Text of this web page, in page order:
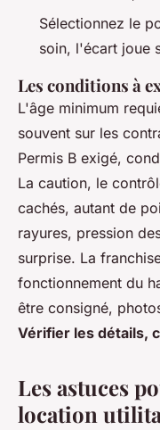
Sélectionnez le
soin, l'écart joue
Les conditions à
L'âge minimum
souvent sur les
Permis B exigé,
La caution, le
cachés, autant de
rayures, pression
surprise. La
fonctionnement du
être consigné,
Vérifier les détails,
Les astuces
location